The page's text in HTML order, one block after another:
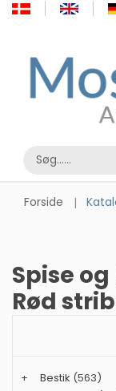
Forside
Spise
Rød
+ Bestik (563)